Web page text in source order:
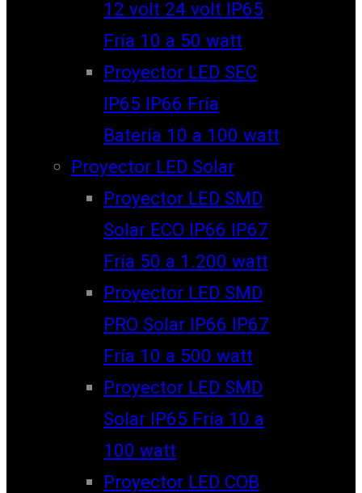
12 volt 24 volt IP65
Fría 10 a 50 watt
Proyector LED SEC
IP65 IP66 Fría
Batería 10 a 100 watt
Proyector LED Solar
Proyector LED SMD
Solar ECO IP66 IP67
Fría 50 a 1.200 watt
Proyector LED SMD
PRO Solar IP66 IP67
Fría 10 a 500 watt
Proyector LED SMD
Solar IP65 Fría 10 a
100 watt
Proyector LED COB